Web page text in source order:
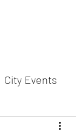
City Events
actors gallery